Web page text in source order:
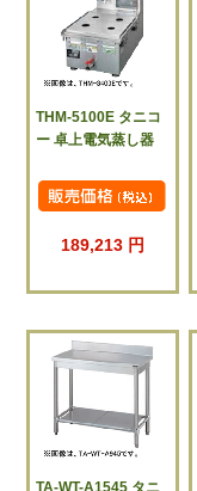
THM-5100E タニコ
ー 卓上電気蒸し器
189,213 円
TA-WT-A1545 タニ